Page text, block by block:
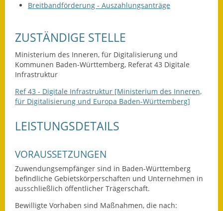
Infos in Leichter Sprache
Nachhaltigkeitsbericht
Ortsplan
Kreisstraße
Umleitungsplan
Breitbandförderung - Auszahlungsanträge
ZUSTÄNDIGE STELLE
Ministerium des Inneren, für Digitalisierung und
Kommunen Baden-Württemberg, Referat 43 Digitale
Infrastruktur
Ref 43 - Digitale Infrastruktur [Ministerium des Inneren,
für Digitalisierung und Europa Baden-Württemberg]
LEISTUNGSDETAILS
VORAUSSETZUNGEN
Zuwendungsempfänger sind in Baden-Württemberg
befindliche Gebietskörperschaften und Unternehmen in
ausschließlich öffentlicher Trägerschaft.
Bewilligte Vorhaben sind Maßnahmen, die nach: